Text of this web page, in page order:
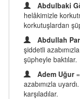
Abdulbaki
helâkimizle
korkutuşlardan
Abdullah
şiddetli
şüpheyle baktılar.
Adem Uğur
azabımızla
karşıladılar.